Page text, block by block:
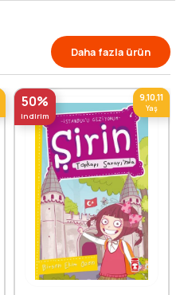
Daha fazla ürün
50%
indirim
9,10,11
Yaş